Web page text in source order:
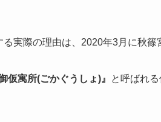
実際の理由は、2020年3月に秋篠
御仮寓所(ごかぐうしょ)』
と呼ばれ